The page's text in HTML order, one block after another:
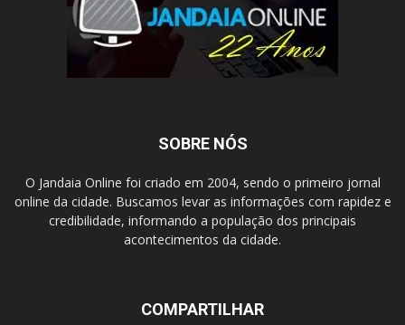
SOBRE NÓS
O Jandaia Online foi criado em 2004, sendo o primeiro jornal
online da cidade. Buscamos levar as informações com rapidez e
credibilidade, informando a população dos principais
acontecimentos da cidade.
COMPARTILHAR